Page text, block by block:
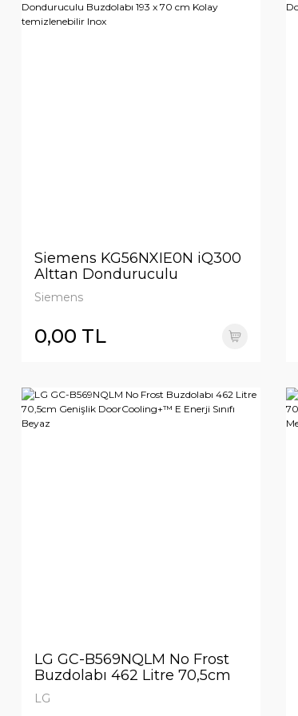
Siemens KG56NXIE0N iQ300
Alttan Donduruculu
Buzdolabı 193 x 70 cm Kolay
temizlenebilir Inox
Siemens
0,00 TL
LG GC-B569NQLM No Frost
Buzdolabı 462 Litre 70,5cm
Genişlik DoorCooling+™ E
Enerji Sınıfı Beyaz
LG